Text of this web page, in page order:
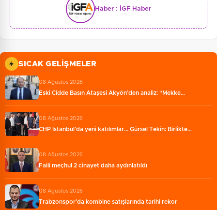
Haber : İGF Haber
SICAK GELIŞMELER
08 Ağustos 2026
Eski Cidde Basın Ataşesi Akyön’den analiz: “Mekke…
08 Ağustos 2026
CHP İstanbul’da yeni katılımlar... Gürsel Tekin: Birlikte…
08 Ağustos 2026
Faili meçhul 2 cinayet daha aydınlatıldı
08 Ağustos 2026
Trabzonspor’da kombine satışlarında tarihi rekor